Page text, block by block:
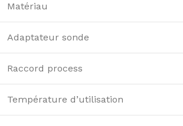
Matériau
Adaptateur sonde
Raccord process
Température d’utilisation